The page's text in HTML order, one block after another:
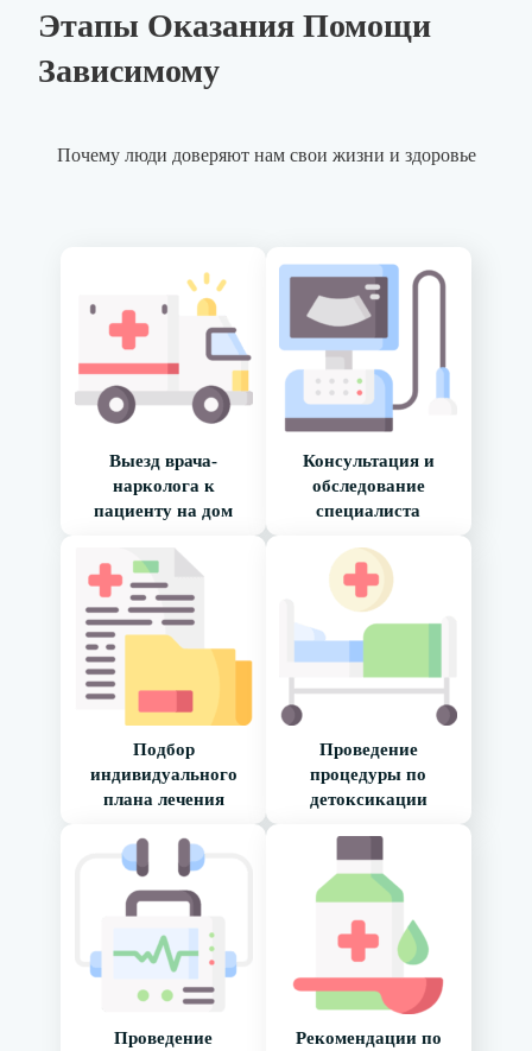
Этапы Оказания Помощи
Зависимому
Почему люди доверяют нам свои жизни и здоровье
Выезд врача-
нарколога к
пациенту на дом
Консультация и
обследование
специалиста
Подбор
индивидуального
плана лечения
Проведение
процедуры по
детоксикации
Проведение Рекомендации по